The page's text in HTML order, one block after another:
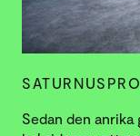
Sedan den